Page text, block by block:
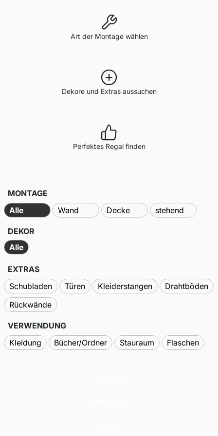
Art der Montage wählen
Dekore und Extras aussuchen
Perfektes Regal finden
MONTAGE
Alle
Wand Decke stehend
DEKOR
Alle
EXTRAS
Schubladen
Türen Kleiderstangen
Drahtböden
Rückwände
VERWENDUNG
Kleidung
Bücher/Ordner Stauraum Flaschen